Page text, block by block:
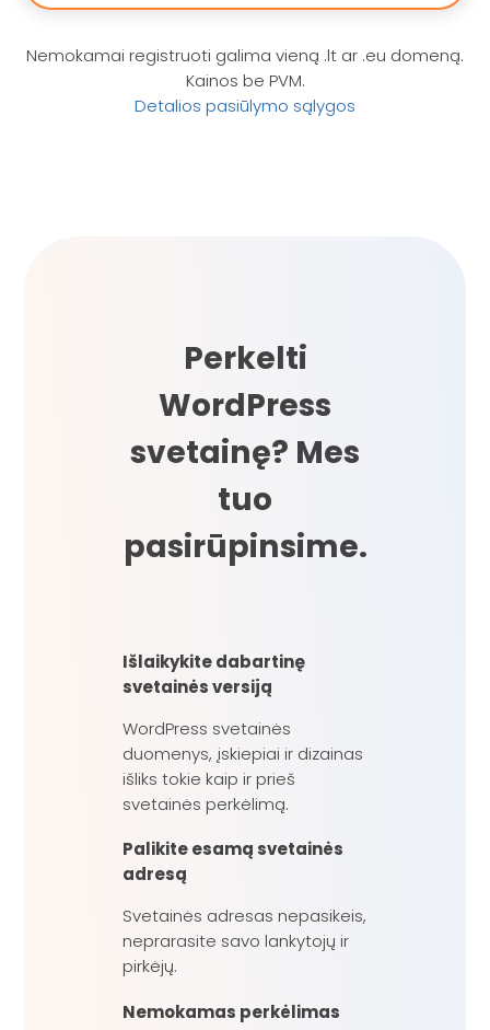
Nemokamai registruoti galima vieną .lt ar .eu domeną.
Kainos be PVM.
Detalios pasiūlymo sąlygos
Perkelti
WordPress
svetainę? Mes
tuo
pasirūpinsime.
Išlaikykite dabartinę
svetainės versiją
WordPress svetainės
duomenys, įskiepiai ir dizainas
išliks tokie kaip ir prieš
svetainės perkėlimą.
Palikite esamą svetainės
adresą
Svetainės adresas nepasikeis,
neprarasite savo lankytojų ir
pirkėjų.
Nemokamas perkėlimas